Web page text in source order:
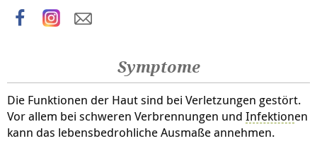
Symptome
Die Funktionen der Haut sind bei Verletzungen gestört.
Vor allem bei schweren Verbrennungen und Infektionen
kann das lebensbedrohliche Ausmaße annehmen.